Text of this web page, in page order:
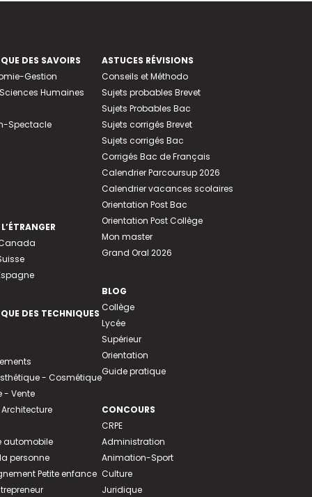
DES SAVOIRS
Gestion
Humaines
Spectacle
DES TECHNIQUES
- Cosmétique
- Vente
automobile
personne
Petite enfance
ASTUCES RÉVISIONS
Conseils et Méthodo
Sujets probables Brevet
Sujets Probables Bac
Sujets corrigés Brevet
Sujets corrigés Bac
Corrigés Bac de Français
Calendrier Parcoursup 2026
Calendrier vacances scolaires
Orientation Post Bac
Orientation Post Collège
Mon master
Grand Oral 2026
BLOG
Collège
Lycée
Supérieur
Orientation
Guide pratique
CONCOURS
CRPE
Administration
Animation-Sport
Culture
Juridique